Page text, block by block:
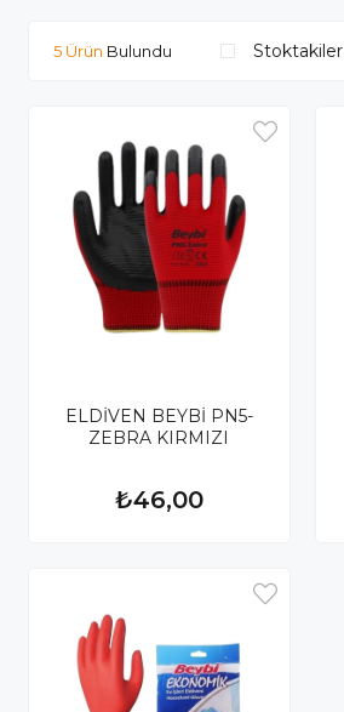
Stoktakiler
5 Ürün
ELDİVEN BEYBİ PN5-
ZEBRA KIRMIZI
₺46,00